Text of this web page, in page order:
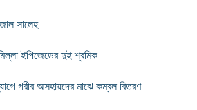
সালেহ
ইপিজেডের দুই শ্রমিক
গরীব অসহায়দের মাঝে কম্বল বিতরণ